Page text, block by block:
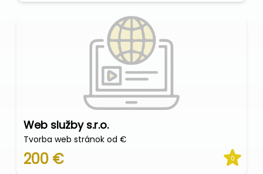
Web služby s.r.o.
Tvorba web stránok od €
200 € 0